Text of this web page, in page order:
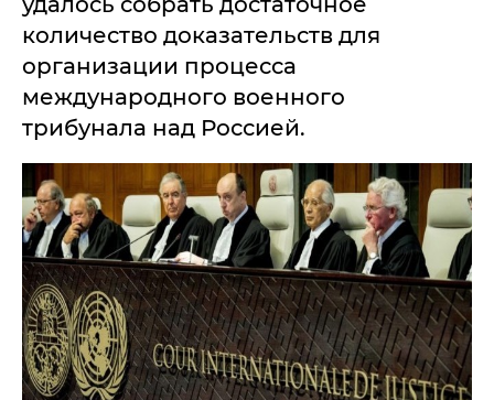
количество доказательств для
организации процесса
международного военного
трибунала над Россией.